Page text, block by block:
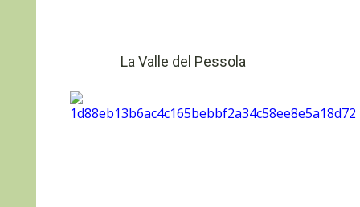
La Valle del Pessola